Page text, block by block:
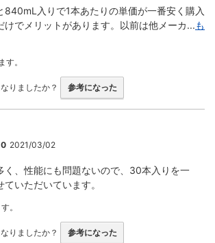
840mL入りで1本あたりの単価が一番安く購入
けでメリットがあります。以前は他メーカ...も
す。
りましたか？ 参考になった
5
2021/03/02
く、性能にも問題ないので、30本入りを一
いただいています。
。
りましたか？ 参考になった